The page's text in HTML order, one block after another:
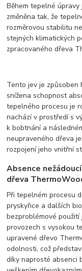
Během tepelné
změněna tak, že
rozměrovou stabilitu
stejných klimatických
zpracovaného dřeva
Tento jev je způsoben
snížena schopnost
tepelného procesu je
nachází v prostředí s
k bobtnání a
neupraveného dřeva
rozpojení jeho vnitřní
Absence
dřeva
Při tepelném procesu
pryskyřice a dalších
bezproblémové
provozech s vysokou
upravené dřevo
odolnosti, což
díky naprosté absenci